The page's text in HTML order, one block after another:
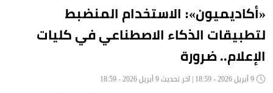
«أكاديميون»: الاستخدام المنضبط
لتطبيقات الذكاء الاصطناعي في كليات
الإعلام.. ضرورة